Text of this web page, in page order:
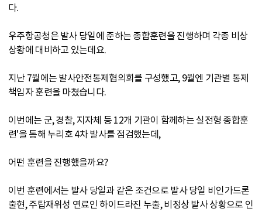
다.
우주항공청은 발사 당일에 준하는 종합훈련을 진행하며 각종 비상
상황에 대비하고 있는데요.
지난 7월에는 발사안전통제협의회를 구성했고, 9월엔 기관별 통제
책임자 훈련을 마쳤습니다.
이번에는 군, 경찰, 지자체 등 12개 기관이 함께하는 실전형 종합훈
련'을 통해 누리호 4차 발사를 점검했는데,
어떤 훈련을 진행했을까요?
이번 훈련에서는 발사 당일과 같은 조건으로 발사 당일 비인가드론
출현, 주탑재위성 연료인 하이드라진 누출, 비정상 발사 상황으로 인